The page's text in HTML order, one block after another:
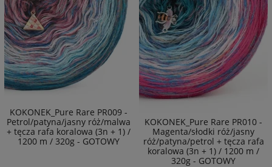
KOKONEK_Pure Rare PR009 -
Petrol/patyna/jasny róż/malwa
+ tęcza rafa koralowa (3n + 1) /
1200 m / 320g - GOTOWY
KOKONEK_Pure Rare PR010 -
Magenta/słodki róż/jasny
róż/patyna/petrol + tęcza rafa
koralowa (3n + 1) / 1200 m /
320g - GOTOWY